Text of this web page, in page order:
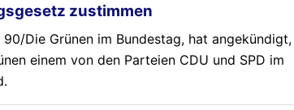
zustimmen
Die Grünen im Bundestag, hat angekündigt,
einem von den Parteien CDU und SPD im